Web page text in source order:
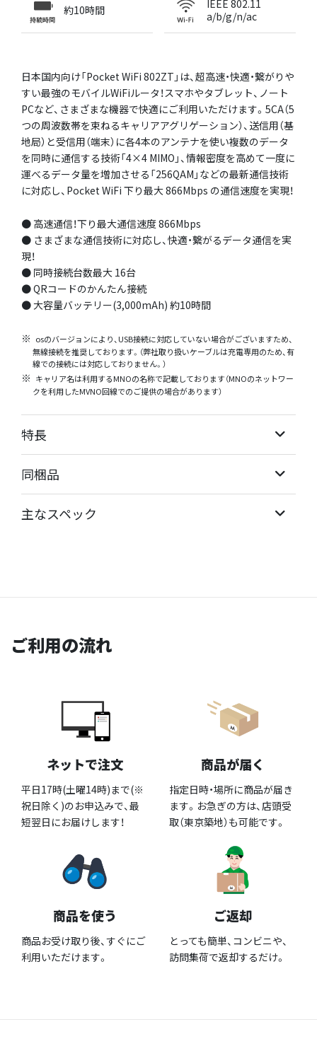
約10時間
IEEE 802.11
a/b/g/n/ac
日本国内向け「Pocket WiFi 802ZT」は、超高速・快適・繋がりや
すい最強のモバイルWiFiルータ！スマホやタブレット、ノート
PCなど、さまざまな機器で快適にご利用いただけます。5CA（5
つの周波数帯を束ねるキャリアアグリゲーション）、送信用（基
地局）と受信用（端末）に各4本のアンテナを使い複数のデータ
を同時に通信する技術「4×4 MIMO」、情報密度を高めて一度に
運べるデータ量を増加させる「256QAM」などの最新通信技術
に対応し、Pocket WiFi 下り最大 866Mbps の通信速度を実現！
● 高速通信！下り最大通信速度 866Mbps
● さまざまな通信技術に対応し、快適・繋がるデータ通信を実
現！
● 同時接続台数最大 16台
● QRコードのかんたん接続
● 大容量バッテリー(3,000mAh) 約10時間
osのバージョンにより、USB接続に対応していない場合がございますため、
無線接続を推奨しております。（弊社取り扱いケーブルは充電専用のため、有
線での接続には対応しておりません。）
キャリア名は利用するMNOの名称で記載しております（MNOのネットワー
クを利用したMVNO回線でのご提供の場合があります）
特長
同梱品
主なスペック
ご利用の流れ
ネットで注文
平日17時(土曜14時)まで(※
祝日除く)のお申込みで、最
短翌日にお届けします！
商品が届く
指定日時・場所に商品が届き
ます。お急ぎの方は、店頭受
取（東京築地）も可能です。
商品を使う
商品お受け取り後、すぐにご
利用いただけます。
ご返却
とっても簡単、コンビニや、
訪問集荷で返却するだけ。